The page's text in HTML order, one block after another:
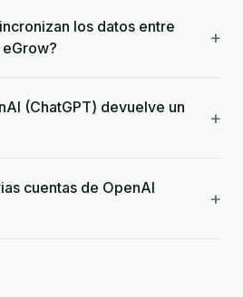
los datos entre
+
(ChatGPT) devuelve un
+
cuentas de OpenAI
+